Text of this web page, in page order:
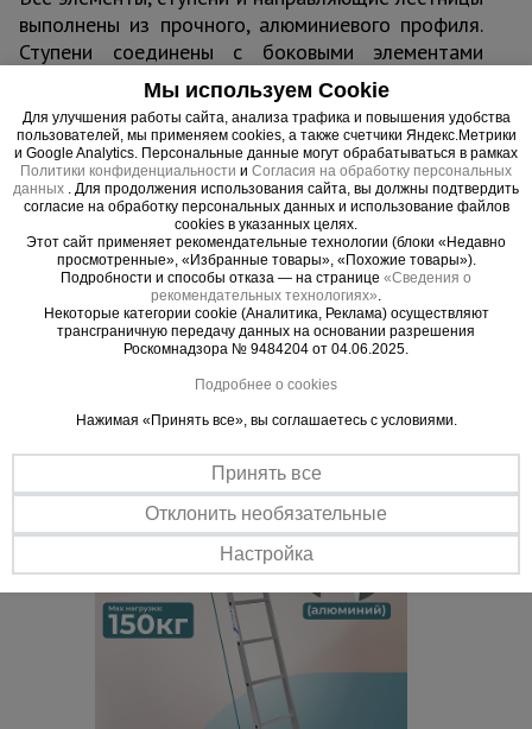
выполнены из прочного, алюминиевого профиля.
Ступени соединены с боковыми элементами
прочным, завальцованным крепежом.
Важные преимущества –
эффективная работа
Качество материалов
Лестница изготовлена из легкого алюминиевого сплава высокой
прочности
Устойчивость в любой ситуации
В конструкции предусмотрены специальные наконечники,
Мы используем Cookie
Для улучшения работы сайта, анализа трафика и повышения удобства
пользователей, мы применяем cookies, а также счетчики Яндекс.Метрики
и Google Analytics. Персональные данные могут обрабатываться в рамках
Политики конфиденциальности и Согласия на обработку персональных
данных
. Для продолжения использования сайта, вы должны подтвердить
согласие на обработку персональных данных и использование файлов
cookies в указанных целях.
Этот сайт применяет рекомендательные технологии (блоки «Недавно
просмотренные», «Избранные товары», «Похожие товары»).
Подробности и способы отказа — на странице «Сведения о
рекомендательных технологиях»
Некоторые категории cookie (Аналитика, Реклама) осуществляют
трансграничную передачу данных на основании разрешения
Роскомнадзора № 9484204 от 04.06.2025.
Подробнее о cookies
Нажимая «Принять все», вы соглашаетесь с условиями.
Принять все
Отклонить необязательные
Настройка